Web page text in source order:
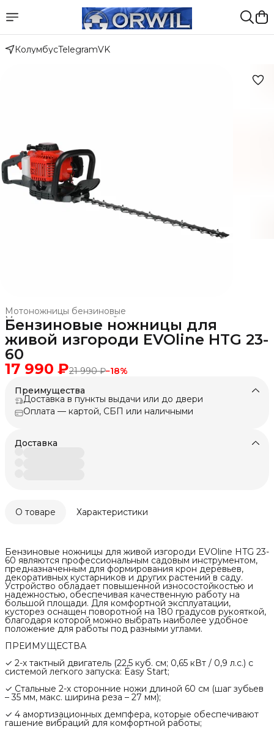
КолумбусTelegramVK
Мотоножницы бензиновые
Мотоножницы для живой изгороди ›
Техника для леса, сада, парка ›
Главная ›
Бензиновые ножницы для
живой изгороди EVOline HTG 23-
60
17 990 ₽21 990 ₽−18%
Преимущества
Доставка в пункты выдачи или до двери
Оплата — картой, СБП или наличными
Доставка
О товаре Характеристики
Бензиновые ножницы для живой изгороди EVOline HTG 23-
60 являются профессиональным садовым инструментом,
предназначенным для формирования крон деревьев,
декоративных кустарников и других растений в саду.
Устройство обладает повышенной износостойкостью и
надежностью, обеспечивая качественную работу на
большой площади. Для комфортной эксплуатации,
кусторез оснащен поворотной на 180 градусов рукояткой,
благодаря которой можно выбрать наиболее удобное
положение для работы под разными углами.
ПРЕИМУЩЕСТВА
✓ 2-х тактный двигатель (22,5 куб. см; 0,65 кВт / 0,9 л.с.) с
системой легкого запуска: Easy Start;
✓ Стальные 2-х сторонние ножи длиной 60 см (шаг зубьев
– 35 мм, макс. ширина реза – 27 мм);
✓ 4 амортизационных демпфера, которые обеспечивают
гашение вибраций для комфортной работы;